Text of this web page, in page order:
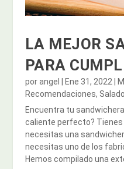
LA MEJOR
PARA
porangel | Ene 31, 2022 |
Recomendaciones, Salado
Encuentra tu
caliente perfecto?
necesitas una
necesitas uno de los
Hemos compilado una